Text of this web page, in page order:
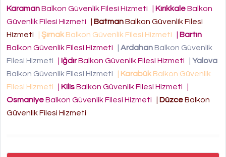
KaramanBalkon Güvenlik Filesi Hizmeti KırıkkaleBalkon
Güvenlik Filesi Hizmeti
BatmanBalkon Güvenlik Filesi
Hizmeti
ŞırnakBalkon Güvenlik Filesi Hizmeti
Bartın
Balkon Güvenlik Filesi Hizmeti
ArdahanBalkon Güvenlik
Filesi Hizmeti
IğdırBalkon Güvenlik Filesi Hizmeti
Yalova
Balkon Güvenlik Filesi Hizmeti
KarabükBalkon Güvenlik
Filesi Hizmeti
KilisBalkon Güvenlik Filesi Hizmeti
OsmaniyeBalkon Güvenlik Filesi Hizmeti DüzceBalkon
Güvenlik Filesi Hizmeti